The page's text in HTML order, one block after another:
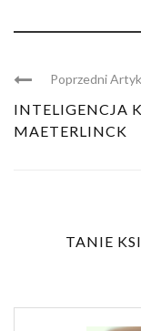
Poprzedni
INTELIGENCJA
MAETERLINCK
TANIE